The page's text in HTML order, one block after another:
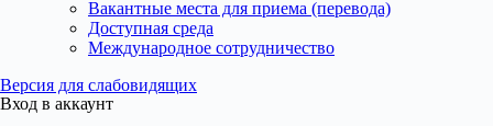
Вакантные места для приема (перевода)
Доступная среда
Международное сотрудничество
Версия для слабовидящих
Вход в аккаунт